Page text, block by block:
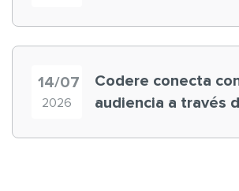
14/07
2026
Codere conecta
audiencia a través